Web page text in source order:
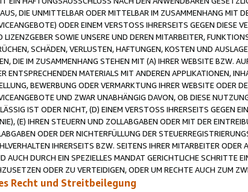
DIE UNMITTELBAR ODER MITTELBAR IM ZUSAMMENHANG MIT
ODER EINEM VERSTOSS IHRERSEITS GEGEN DIESE
LIZENZGEBER SOWIE UNSERE UND DEREN MITARBEITER,
SCHÄDEN, VERLUSTEN, HAFTUNGEN, KOSTEN UND
DIE IM ZUSAMMENHANG STEHEN MIT (A) IHRER WEBSITE BZW.
ENTSPRECHENDEN MATERIALS MIT ANDEREN APPLIKATIONEN,
BEWERBUNG ODER VERMARKTUNG IHRER WEBSITE ODER
UND ZWAR UNABHÄNGIG DAVON, OB DIESE
IST ODER NICHT, (D) EINEM VERSTOSS IHRERSEITS GEGEN
(E) IHREN STEUERN UND ZOLLABGABEN ODER MIT DER
ODER DER NICHTERFÜLLUNG DER
IHRERSEITS BZW. SEITENS IHRER MITARBEITER
AUCH DURCH EIN SPEZIELLES MANDAT GERICHTLICHE SCHRITTE
ODER ZU VERTEIDIGEN, ODER UM RECHTE AUCH ZUM
Recht und Streitbeilegung